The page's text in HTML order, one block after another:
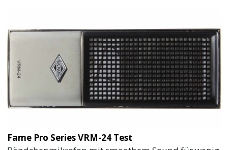
Fame Pro Series VRM-24 Test